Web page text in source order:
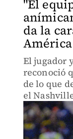
"El
da la
América
El jugador
reconoció
de lo que
el